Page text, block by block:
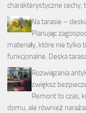
charakterystyczne cechy,
Na tarasie –
Planując
materiały, które nie tylko
funkcjonalne. Deska
Rozwiązania
zwiększ
Remont to czas,
domu, ale również